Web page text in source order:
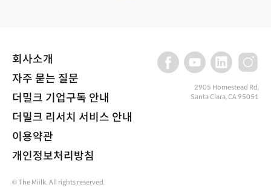
Saturday event was hosted by WorldCoin and co-organized by
Silicon Valley news media firm The Miilk.
회사소개
자주 묻는 질문
더밀크 기업구독 안내
더밀크 리서치 서비스 안내
이용약관
개인정보처리방침
2905 Homestead Rd,
Santa Clara, CA 95051
© The Miilk. All rights reserved.